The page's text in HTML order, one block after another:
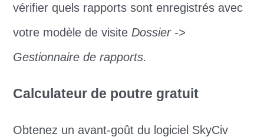
vérifier quels rapports sont enregistrés avec
votre modèle de visite Dossier ->
Gestionnaire de rapports.
Calculateur de poutre gratuit
Obtenez un avant-goût du logiciel SkyCiv